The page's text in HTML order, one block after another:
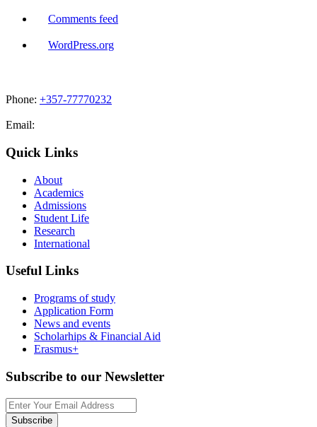
Comments feed
WordPress.org
Phone: +357-77770232
Email:
Quick Links
About
Academics
Admissions
Student Life
Research
International
Useful Links
Programs of study
Application Form
News and events
Scholarhips & Financial Aid
Erasmus+
Subscribe to our Newsletter